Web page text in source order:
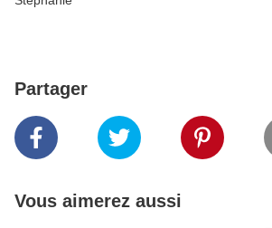
Partager
Vous aimerez aussi